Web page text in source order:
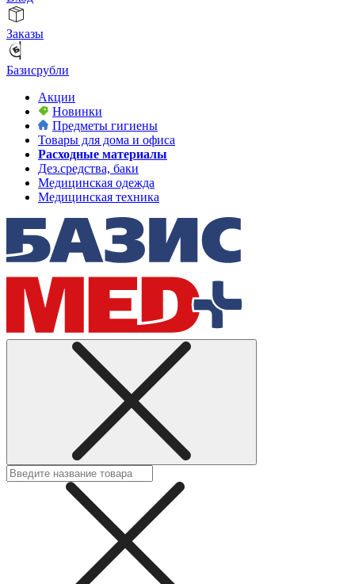
Заказы
Базисрубли
Акции
Новинки
Предметы гигиены
Товары для дома и офиса
Расходные материалы
Дез.средства, баки
Медицинская одежда
Медицинская техника